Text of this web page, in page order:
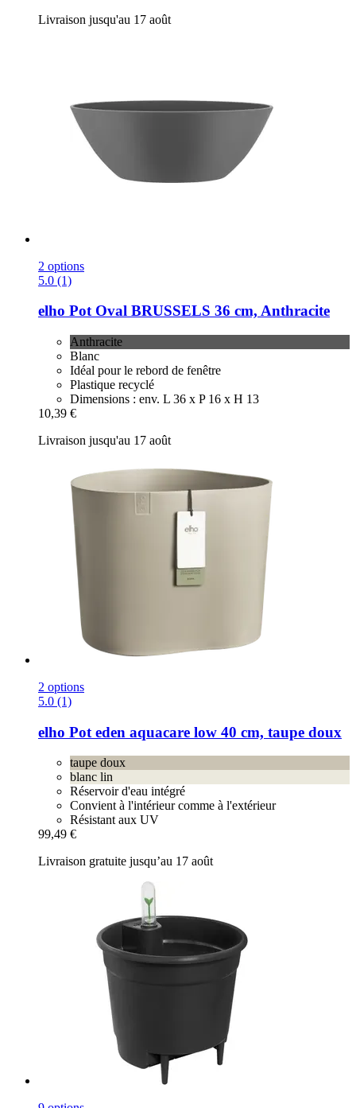
Livraison jusqu'au 17 août
2 options
5.0 (1)
elho Pot Oval BRUSSELS 36 cm, Anthracite
Anthracite
Blanc
Idéal pour le rebord de fenêtre
Plastique recyclé
Dimensions : env. L 36 x P 16 x H 13
10,39 €
Livraison jusqu'au 17 août
2 options
5.0 (1)
elho Pot eden aquacare low 40 cm, taupe doux
taupe doux
blanc lin
Réservoir d'eau intégré
Convient à l'intérieur comme à l'extérieur
Résistant aux UV
99,49 €
Livraison gratuite jusqu’au 17 août